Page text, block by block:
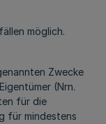
möglich.
Zwecke
(Nrn.
für die
für mindestens